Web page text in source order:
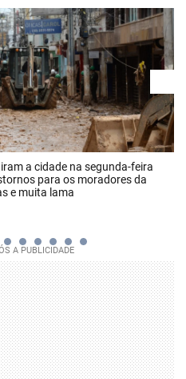
a cidade na segunda-feira
para os moradores da
e muita lama